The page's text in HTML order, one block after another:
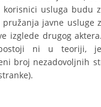
korisnici usluga budu
javne usluge
izglede drugog
ni u teoriji,
broj nezadovoljnih